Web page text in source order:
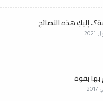
إليكِ هذه النصائح
بها بقوة